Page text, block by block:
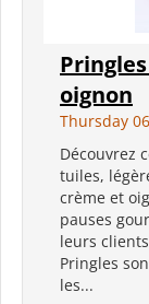
oignon
Thursday
Découvrez
tuiles,
crème et
pauses
leurs
Pringles
les...